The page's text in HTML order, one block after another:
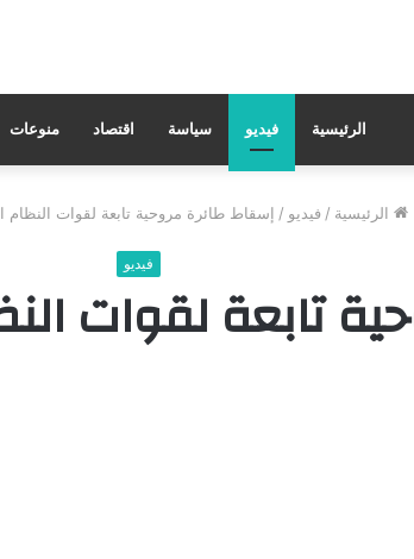
الرئيسية فيديو سياسة اقتصاد منوعات
الرئيسية / فيديو / إسقاط طائرة مروحية تابعة لقوات
فيديو
تابعة لقوات